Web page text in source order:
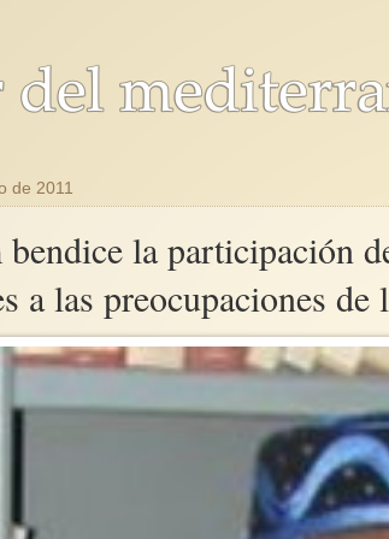
de 2011
la participación
a las preocupaciones de